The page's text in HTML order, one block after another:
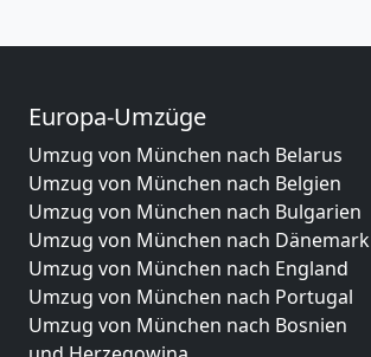
Europa-Umzüge
Umzug von München nach Belarus
Umzug von München nach Belgien
Umzug von München nach Bulgarien
Umzug von München nach Dänemark
Umzug von München nach England
Umzug von München nach Portugal
Umzug von München nach Bosnien